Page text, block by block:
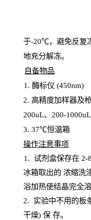
于-20℃，避免反复
地充分解冻。
自备物品
1 . 酶标仪 (450nm)
2. 高精度加样器及枪
200uL、 200-1000uL
3. 37℃恒温箱
操作注意事项
1. 试剂盒保存在
冰箱取出的 浓缩洗
浴加热使结晶完全
2. 实验中不用的板
干燥) 保 存。